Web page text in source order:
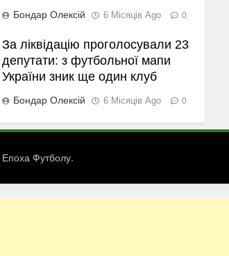
Бондар Олексій 6 Місяців Ago 0
За ліквідацію проголосували 23
депутати: з футбольної мапи
України зник ще один клуб
Бондар Олексій 6 Місяців Ago 0
Епоха Футболу.